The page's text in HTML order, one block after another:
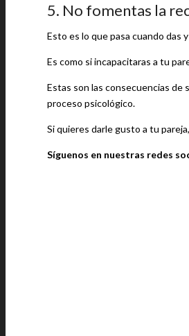
5. No fomentas la
Esto es lo que pasa cuando das
Es como si incapacitaras a tu
Estas son las consecuencias de
proceso psicológico.
Si quieres darle gusto a tu
Síguenos en nuestras redes